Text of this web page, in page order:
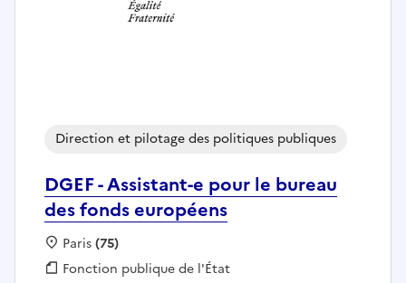
DGEF - Assistant-e pour le bureau
des fonds européens
Direction et pilotage des politiques publiques
Localisation :
Paris(75)
Fonction publique :
Fonction publique de l'État